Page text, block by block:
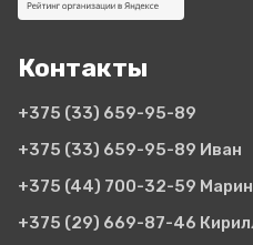
Контакты
+375 (33) 659-95-89
+375 (33) 659-95-89 Иван
+375 (44) 700-32-59
+375 (29) 669-87-46